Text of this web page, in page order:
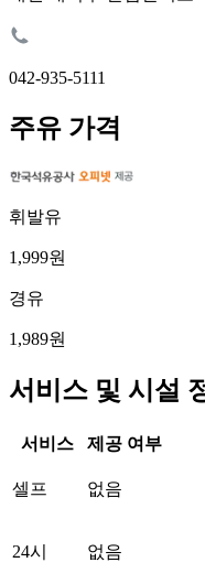
042-935-5111
주유 가격
휘발유
1,999원
경유
1,989원
서비스 및 시설
서비스 제공 여부
셀프 없음
24시 없음